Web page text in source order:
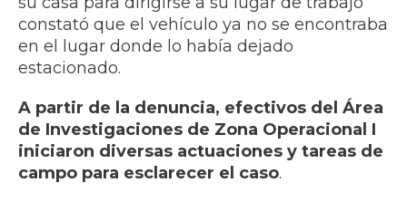
constató que el vehículo ya no se encontraba
en el lugar donde lo había dejado
estacionado.
A partir de la denuncia, efectivos del Área
de Investigaciones de Zona Operacional I
iniciaron diversas actuaciones y tareas de
campo para esclarecer el caso.